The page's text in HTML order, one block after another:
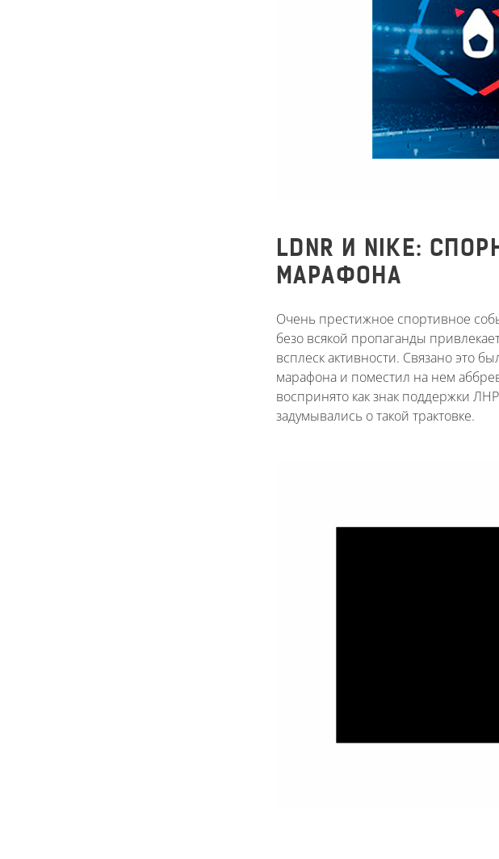
LDNR И NIKE:
МАРАФОНА
Очень престижное спортивное
безо всякой пропаганды
всплеск активности. Связано это
марафона и поместил на нем
воспринято как знак поддержки
задумывались о такой трактовке.